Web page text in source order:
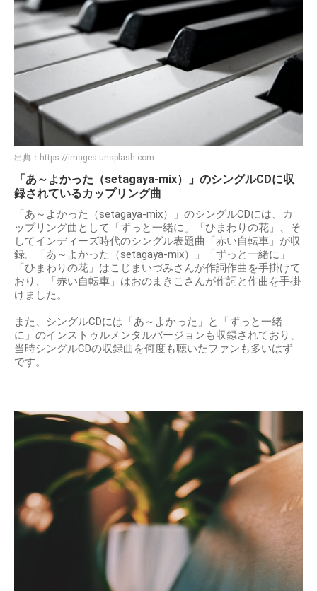
出典： https://images.unsplash.com
「あ～よかった（setagaya-mix）」のシングルCDに収
録されているカップリング曲
「あ～よかった（setagaya-mix）」のシングルCDには、カ
ップリング曲として「ずっと一緒に」「ひまわりの花」、そ
してインディーズ時代のシングル表題曲「赤い自転車」が収
録。「あ～よかった（setagaya-mix）」「ずっと一緒に」
「ひまわりの花」はこじまいづみさんが作詞作曲を手掛けて
おり、「赤い自転車」はおのまきこさんが作詞と作曲を手掛
けました。
また、シングルCDには「あ～よかった」と「ずっと一緒
に」のインストゥルメンタルバージョンも収録されており、
当時シングルCDの収録曲を何度も聴いたファンも多いはず
です。